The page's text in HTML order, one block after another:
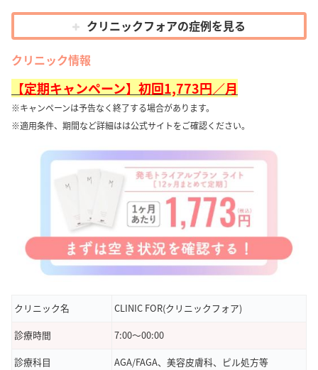
クリニックフォアの症例を見る
クリニック情報
【定期キャンペーン】初回1,773円／月
※キャンペーンは予告なく終了する場合があります。
※適用条件、期間など詳細はは公式サイトをご確認ください。
クリニック名
CLINIC FOR(クリニックフォア)
診療時間
7:00〜00:00
診療科目
AGA/FAGA、美容皮膚科、ピル処方等